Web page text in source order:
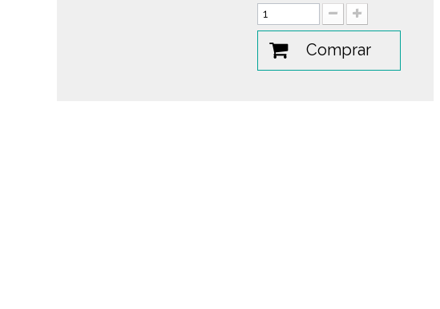
Comprar